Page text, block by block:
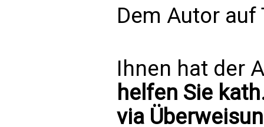
Dem Autor
Ihnen hat der
helfen Sie
via